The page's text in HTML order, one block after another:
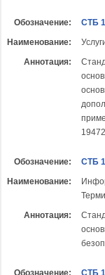
Обозначение:
СТБ
Наименование:
Аннотация:
Обозначение:
СТБ
Наименование:
Аннотация: